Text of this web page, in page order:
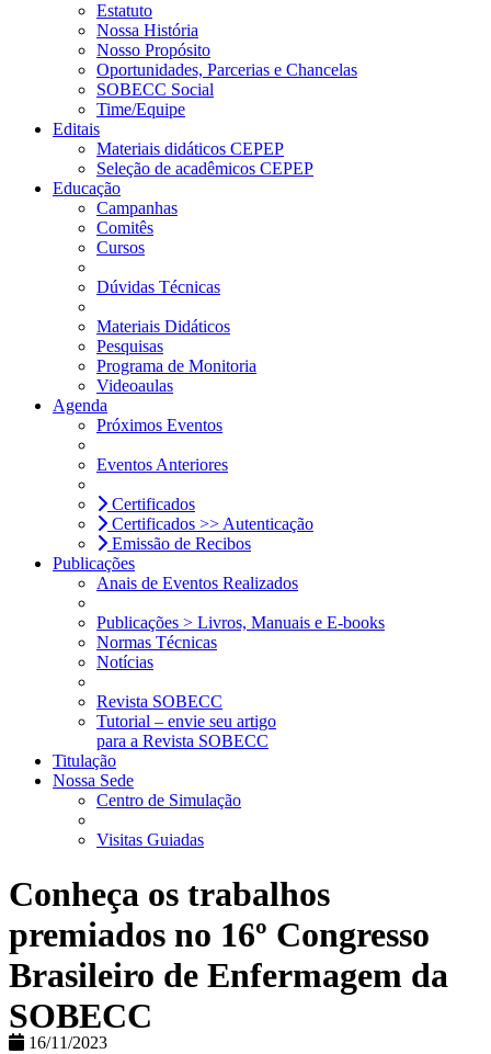
Estatuto
Nossa História
Nosso Propósito
Oportunidades, Parcerias e Chancelas
SOBECC Social
Time/Equipe
Editais
Materiais didáticos CEPEP
Seleção de acadêmicos CEPEP
Educação
Campanhas
Comitês
Cursos
Dúvidas Técnicas
Materiais Didáticos
Pesquisas
Programa de Monitoria
Videoaulas
Agenda
Próximos Eventos
Eventos Anteriores
Certificados
Certificados >> Autenticação
Emissão de Recibos
Publicações
Anais de Eventos Realizados
Publicações > Livros, Manuais e E-books
Normas Técnicas
Notícias
Revista SOBECC
Tutorial – envie seu artigo
para a Revista SOBECC
Titulação
Nossa Sede
Centro de Simulação
Visitas Guiadas
Conheça os trabalhos
premiados no 16º Congresso
Brasileiro de Enfermagem da
SOBECC
16/11/2023